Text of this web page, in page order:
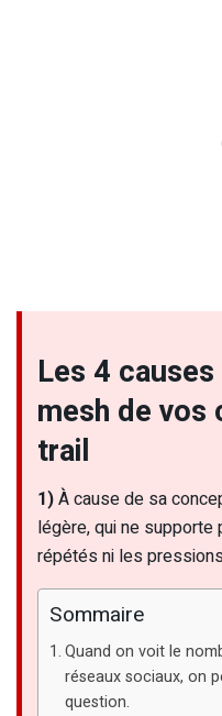
Les 4
mesh de vos
trail
1)À cause de sa
légère, qui ne
répétés ni les
Sommaire
Quand on voit le
réseaux sociaux, on
question.